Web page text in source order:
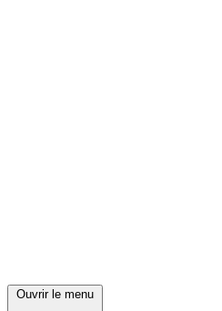
Ouvrir le menu